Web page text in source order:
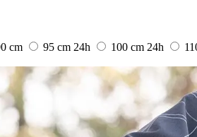
cm 95 cm 24h 100 cm 24h